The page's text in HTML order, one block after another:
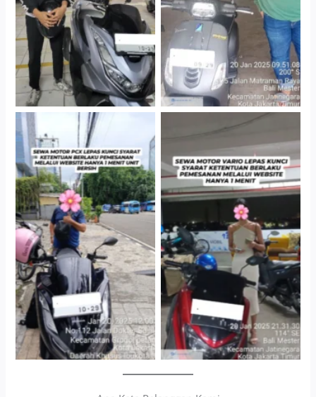
Antar Jemput Kendaraan
Cityplaza Jatinegara
Gedung Parkir P6A